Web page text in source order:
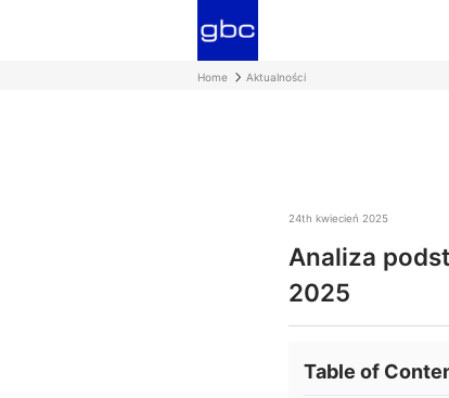
Home Aktualności
24th kwiecień 2025
Analiza
2025
Table of